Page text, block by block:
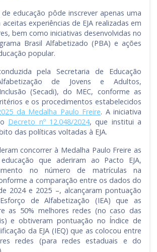
educação pôde inscrever apenas uma
experiências de EJA realizadas em
bem como iniciativas desenvolvidas no
Brasil Alfabetizado (PBA) e ações
popular.
pela Secretaria de Educação
de Jovens e Adultos,
(Secadi), do MEC, conforme as
e os procedimentos estabelecidos
da Medalha Paulo Freire. A iniciativa
Decreto nº 12.048/2024, que institui a
das políticas voltadas à EJA.
concorrer à Medalha Paulo Freire as
que aderiram ao Pacto EJA,
no número de matrículas na
a comparação entre os dados do
2024 e 2025 –, alcançaram pontuação
de Alfabetização (IEA) que as
as 50% melhores redes (no caso das
e obtiveram pontuação no Índice de
da EJA (IEQ) que as colocou entre
redes (para redes estaduais e do